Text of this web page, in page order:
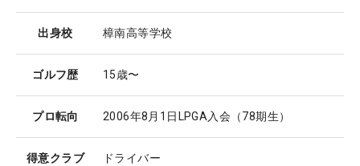
出身校 樟南高等学校
ゴルフ歴 15歳〜
プロ転向 2006年8月1日LPGA入会（78期生）
得意クラブ ドライバー